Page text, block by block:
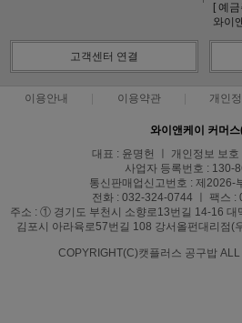
[ 예
와이
고객센터 연결
이용안내 이용약관 개인
와이앤케이 커머스
대표 : 윤명헌 ㅣ 개인정보 보호
사업자 등록번호 : 130-
통신판매업신고번호 : 제2026-
전화 : 032-324-0744 ㅣ 팩스 :
주소 : ① 경기도 부천시 소향로13번길 14-16 대
김포시 아라육로57번길 108 강서올펀대리점(
COPYRIGHT(C)캣플러스 공구밥